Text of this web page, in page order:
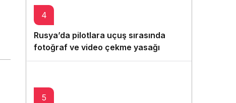
4
Rusya’da pilotlara uçuş sırasında
fotoğraf ve video çekme yasağı
getirildi
5